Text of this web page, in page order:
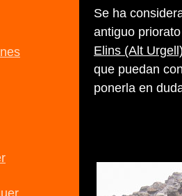
Se ha
antiguo
Elins (Alt
que puedan
ponerla en